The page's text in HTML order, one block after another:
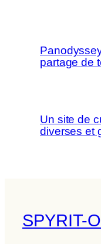
partage de
Un site de
diverses et
SPYRIT-